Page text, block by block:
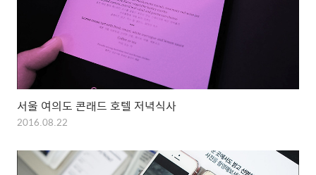
서울 여의도 콘래드 호텔 저녁식사
2016.08.22